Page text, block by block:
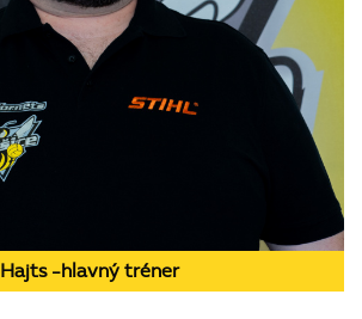
-hlavný tréner